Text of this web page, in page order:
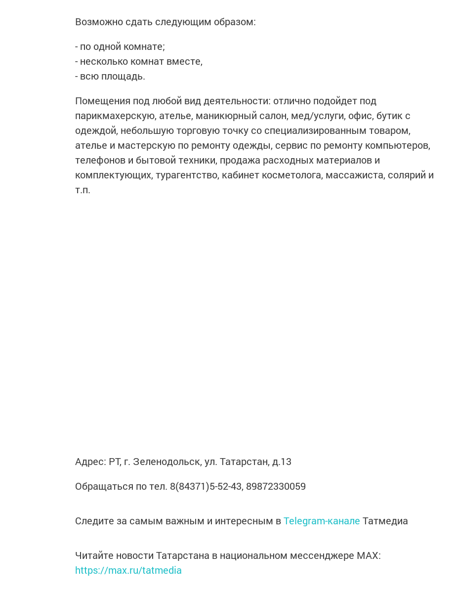
Возможно сдать следующим образом:
- по одной комнате;
- несколько комнат вместе,
- всю площадь.
Помещения под любой вид деятельности: отлично подойдет под
парикмахерскую, ателье, маникюрный салон, мед/услуги, офис, бутик с
одеждой, небольшую торговую точку со специализированным товаром,
ателье и мастерскую по ремонту одежды, сервис по ремонту компьютеров,
телефонов и бытовой техники, продажа расходных материалов и
комплектующих, турагентство, кабинет косметолога, массажиста, солярий и
т.п.
Адрес: РТ, г. Зеленодольск, ул. Татарстан, д.13
Обращаться по тел. 8(84371)5-52-43, 89872330059
Следите за самым важным и интересным вTelegram-канале Татмедиа
Читайте новости Татарстана в национальном мессенджере MАХ:
https://max.ru/tatmedia